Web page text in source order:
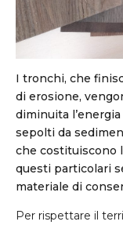
I tronchi, che
di erosione,
diminuita
sepolti da
che costituiscono
questi particolari
materiale di
Per rispettare il